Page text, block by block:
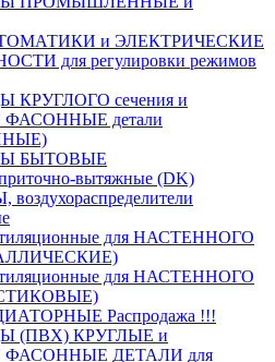
и ЭЛЕКТРИЧЕСКИЕ
для регулировки режимов
сечения и
детали
БЫТОВЫЕ
вытяжные (DK)
для НАСТЕННОГО
для НАСТЕННОГО
Распродажа !!!
(ПВХ) КРУГЛЫЕ и
ДЕТАЛИ для